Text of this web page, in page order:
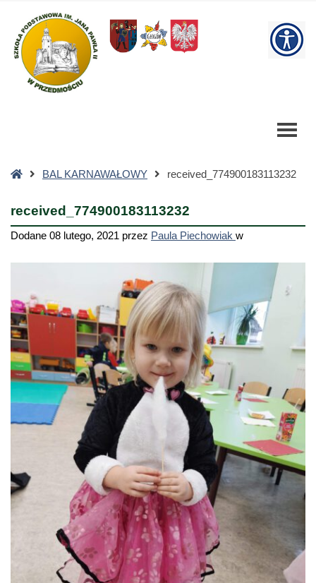
Szkoła
Podstawowa
StronaBAL KARNAWAŁOWY received_774900183113232
received_774900183113232
Dodane 08 lutego, 2021 przez Paula Piechowiak w